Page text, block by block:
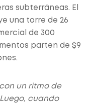
subterráneas. El
una torre de 26
de 300
parten de $9
un ritmo de
cuando